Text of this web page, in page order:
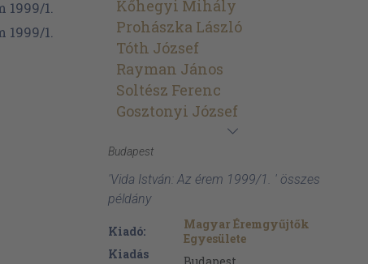
Kőhegyi Mihály
Prohászka László
Tóth József
Rayman János
Soltész Ferenc
Gosztonyi József
Budapest
'Vida István: Az érem 1999/1. ' összes
példány
Kiadó:
Magyar Éremgyűjtők
Egyesülete
Kiadás